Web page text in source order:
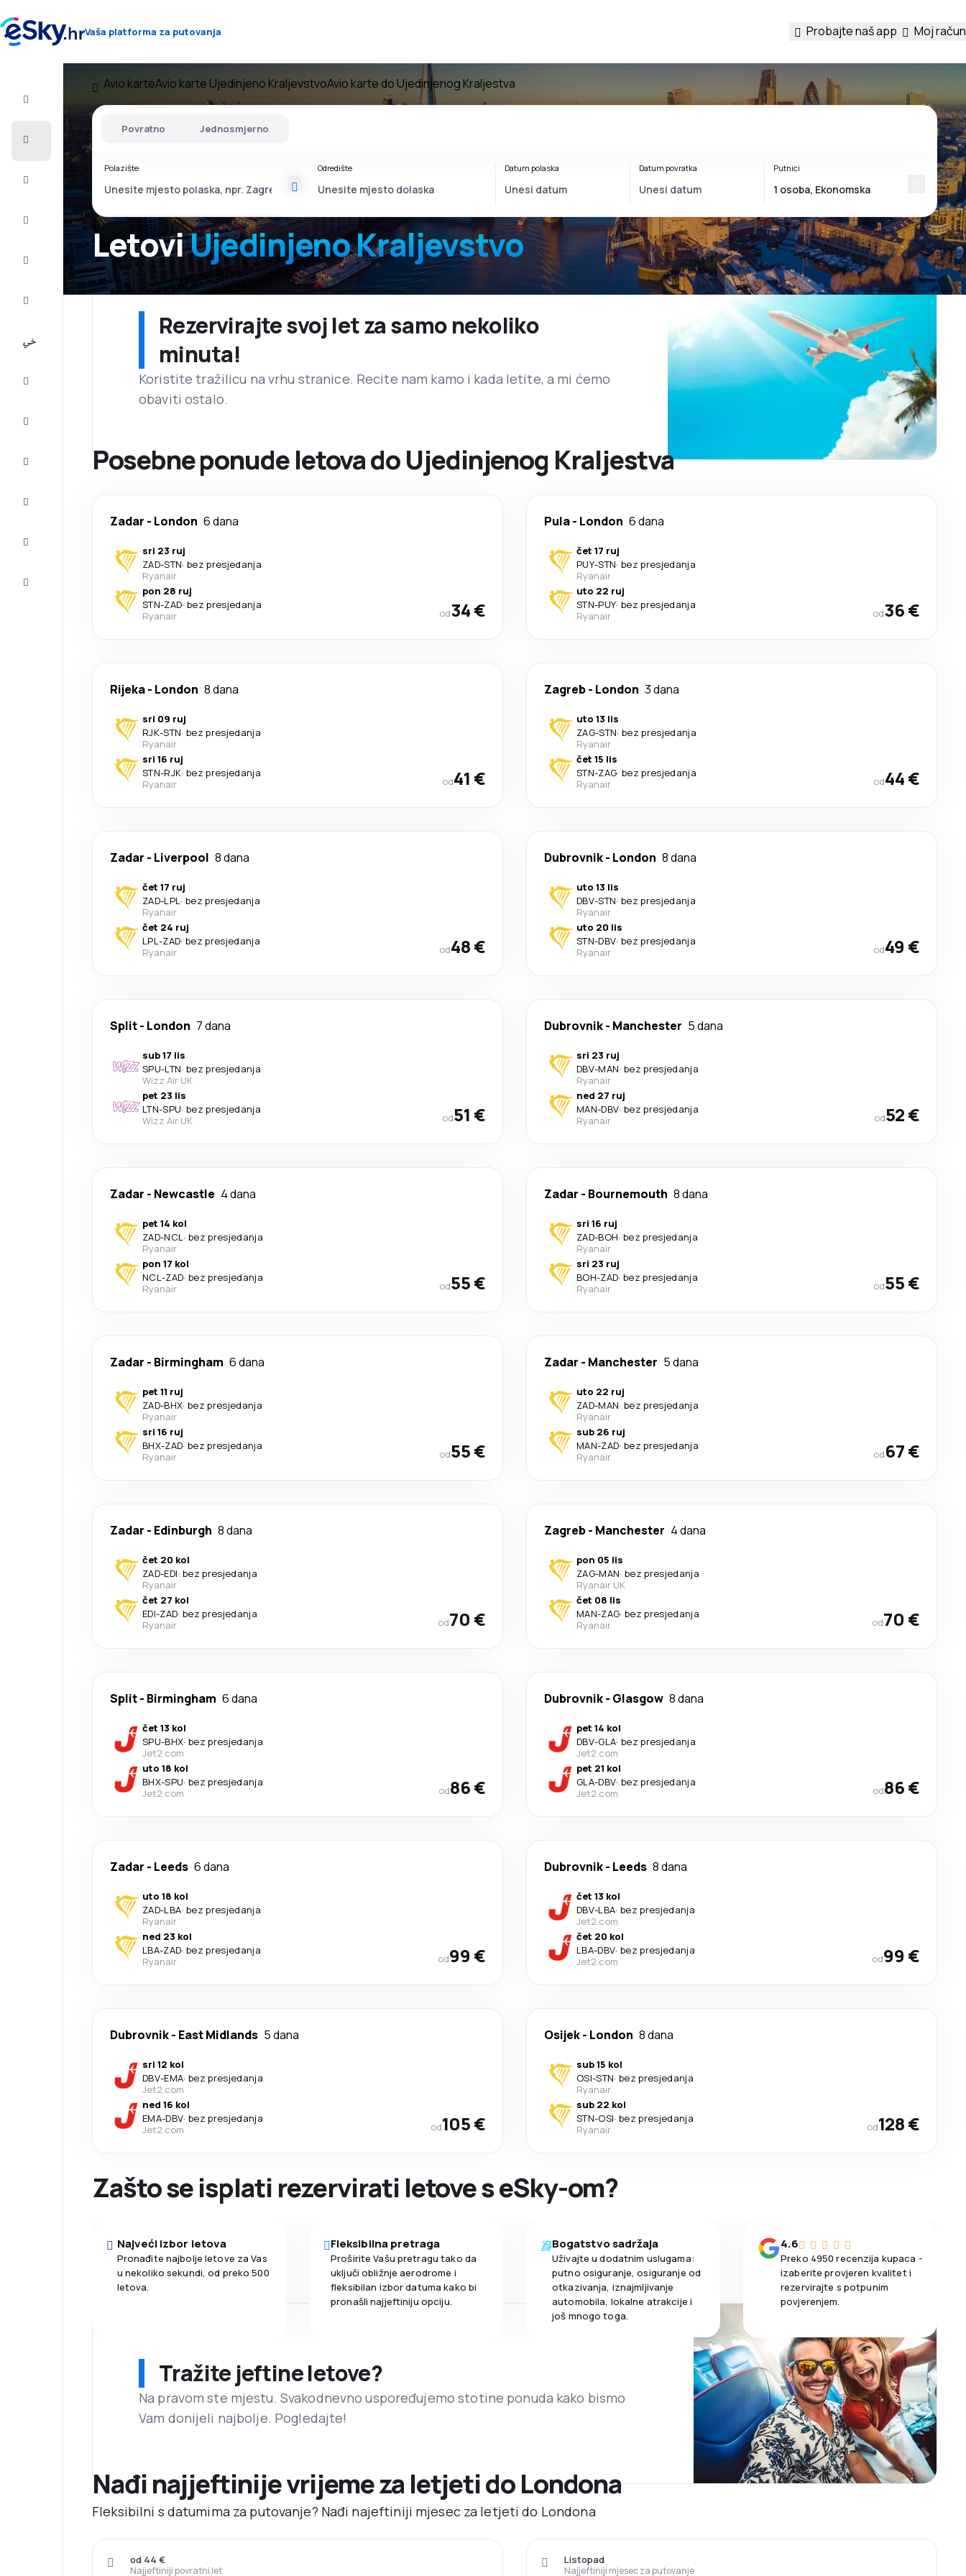
Vaša platforma za putovanja Probajte naš app Moj račun
Ljetovanje
Avio karteAvio karte Ujedinjeno KraljevstvoAvio karte do Ujedinjenog Kraljestva
LetoviUjedinjeno Kraljevstvo
Povratno Jednosmjerno
Polazište Odredište Datum polaska Datum povratka Putnici
Rezervirajte svoj let za samo nekoliko
minuta!
Koristite tražilicu na vrhu stranice. Recite nam kamo i kada letite, a mi ćemo
obaviti ostalo.
Posebne ponude letova do Ujedinjenog Kraljestva
Zadar - London 6 dana
sri 23 ruj
ZAD-STN· bez presjedanja
Ryanair
pon 28 ruj
STN-ZAD· bez presjedanja
Ryanair
od34 €
Pula- London 6 dana
čet 17 ruj
PUY-STN· bez presjedanja
Ryanair
uto 22 ruj
STN-PUY· bez presjedanja
Ryanair
od36 €
Rijeka- London 8 dana
sri 09 ruj
RJK-STN· bez presjedanja
Ryanair
sri 16 ruj
STN-RJK· bez presjedanja
Ryanair
od41 €
Zagreb- London 3 dana
uto 13 lis
ZAG-STN· bez presjedanja
Ryanair
čet 15 lis
STN-ZAG· bez presjedanja
Ryanair
od44 €
Zadar - Liverpool 8 dana
čet 17 ruj
ZAD-LPL· bez presjedanja
Ryanair
čet 24 ruj
LPL-ZAD· bez presjedanja
Ryanair
od48 €
Dubrovnik- London 8 dana
uto 13 lis
DBV-STN· bez presjedanja
Ryanair
uto 20 lis
STN-DBV· bez presjedanja
Ryanair
od49 €
Split- London 7 dana
sub 17 lis
SPU-LTN· bez presjedanja
Wizz Air UK
pet 23 lis
LTN-SPU· bez presjedanja
Wizz Air UK
od51 €
Dubrovnik- Manchester 5 dana
sri 23 ruj
DBV-MAN· bez presjedanja
Ryanair
ned 27 ruj
MAN-DBV· bez presjedanja
Ryanair
od52 €
Zadar - Newcastle 4 dana
pet 14 kol
ZAD-NCL· bez presjedanja
Ryanair
pon 17 kol
NCL-ZAD· bez presjedanja
Ryanair
od55 €
Zadar - Bournemouth 8 dana
sri 16 ruj
ZAD-BOH· bez presjedanja
Ryanair
sri 23 ruj
BOH-ZAD· bez presjedanja
Ryanair
od55 €
Zadar - Birmingham 6 dana
pet 11 ruj
ZAD-BHX· bez presjedanja
Ryanair
sri 16 ruj
BHX-ZAD· bez presjedanja
Ryanair
od55 €
Zadar - Manchester 5 dana
uto 22 ruj
ZAD-MAN· bez presjedanja
Ryanair
sub 26 ruj
MAN-ZAD· bez presjedanja
Ryanair
od67 €
Zadar - Edinburgh 8 dana
čet 20 kol
ZAD-EDI· bez presjedanja
Ryanair
čet 27 kol
EDI-ZAD· bez presjedanja
Ryanair
od70 €
Zagreb- Manchester 4 dana
pon 05 lis
ZAG-MAN· bez presjedanja
Ryanair UK
čet 08 lis
MAN-ZAG· bez presjedanja
Ryanair
od70 €
Split- Birmingham 6 dana
čet 13 kol
SPU-BHX· bez presjedanja
Jet2.com
uto 18 kol
BHX-SPU· bez presjedanja
Jet2.com
od86 €
Dubrovnik- Glasgow 8 dana
pet 14 kol
DBV-GLA· bez presjedanja
Jet2.com
pet 21 kol
GLA-DBV· bez presjedanja
Jet2.com
od86 €
Zadar - Leeds 6 dana
uto 18 kol
ZAD-LBA· bez presjedanja
Ryanair
ned 23 kol
LBA-ZAD· bez presjedanja
Ryanair
od99 €
Dubrovnik- Leeds 8 dana
čet 13 kol
DBV-LBA· bez presjedanja
Jet2.com
čet 20 kol
LBA-DBV· bez presjedanja
Jet2.com
od99 €
Dubrovnik- East Midlands 5 dana
sri 12 kol
DBV-EMA· bez presjedanja
Jet2.com
ned 16 kol
EMA-DBV· bez presjedanja
Jet2.com
od105 €
Osijek- London 8 dana
sub 15 kol
OSI-STN· bez presjedanja
Ryanair
sub 22 kol
STN-OSI· bez presjedanja
Ryanair
od128 €
Zašto se isplati rezervirati letove s eSky-om?
Najveći izbor letova
Pronađite najbolje letove za Vas
u nekoliko sekundi, od preko 500
letova.
Fleksibilna pretraga
Proširite Vašu pretragu tako da
uključi obližnje aerodrome i
fleksibilan izbor datuma kako bi
pronašli najjeftiniju opciju.
Bogatstvo sadržaja
Uživajte u dodatnim uslugama:
putno osiguranje, osiguranje od
otkazivanja, iznajmljivanje
automobila, lokalne atrakcije i
još mnogo toga.
4.6
Preko 4950 recenzija kupaca -
izaberite provjeren kvalitet i
rezervirajte s potpunim
povjerenjem.
Tražite jeftine letove?
Na pravom ste mjestu. Svakodnevno uspoređujemo stotine ponuda kako bismo
Vam donijeli najbolje. Pogledajte!
Nađi najjeftinije vrijeme za letjeti do Londona
Fleksibilni s datumima za putovanje? Nađi najeftiniji mjesec za letjeti do Londona
Najjeftiniji povratni let
od 44 €
Najjeftiniji mjesec za putovanje
Listopad